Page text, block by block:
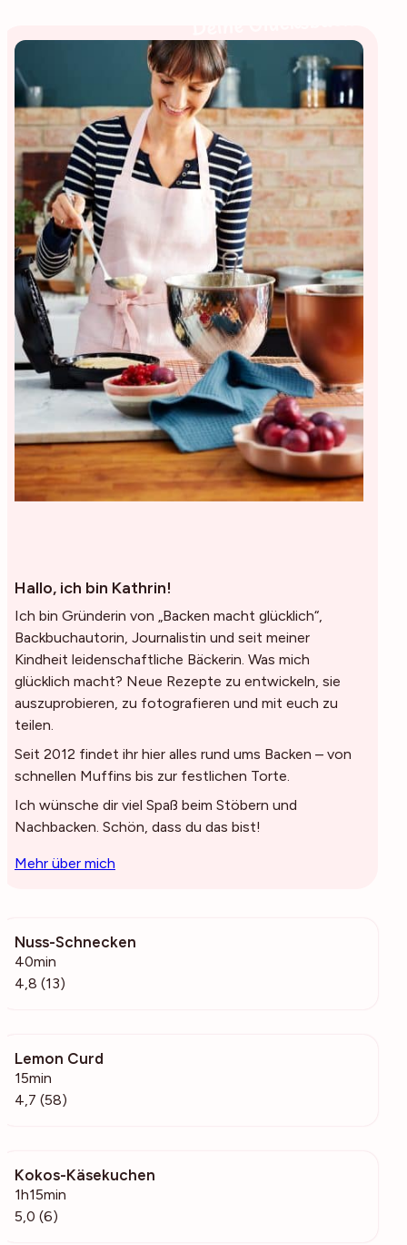
Hallo, ich bin Kathrin!
Ich bin Gründerin von „Backen macht glücklich“,
Backbuchautorin, Journalistin und seit meiner
Kindheit leidenschaftliche Bäckerin. Was mich
glücklich macht? Neue Rezepte zu entwickeln, sie
auszuprobieren, zu fotografieren und mit euch zu
teilen.
Seit 2012 findet ihr hier alles rund ums Backen – von
schnellen Muffins bis zur festlichen Torte.
Ich wünsche dir viel Spaß beim Stöbern und
Nachbacken. Schön, dass du das bist!
Mehr über mich
Nuss-Schnecken
40min
4,8 (13)
Lemon Curd
15min
4,7 (58)
Kokos-Käsekuchen
1h15min
5,0 (6)